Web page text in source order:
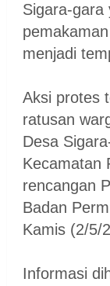
Sigara-gara
menjadi
Aksi protes
ratusan
Desa
Kecamatan
rencangan
Badan
Kamis (2/5/
Informasi